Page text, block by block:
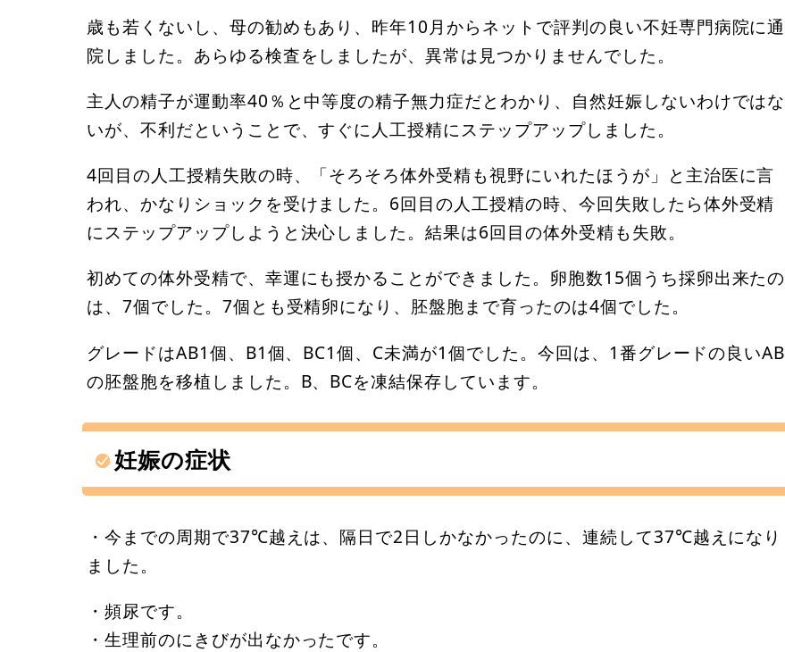
歳も若くないし、母の勧めもあり、昨年10月からネットで評判の良い不妊専門病院に通
院しました。あらゆる検査をしましたが、異常は見つかりませんでした。
主人の精子が運動率40％と中等度の精子無力症だとわかり、自然妊娠しないわけではな
いが、不利だということで、すぐに人工授精にステップアップしました。
4回目の人工授精失敗の時、「そろそろ体外受精も視野にいれたほうが」と主治医に言
われ、かなりショックを受けました。6回目の人工授精の時、今回失敗したら体外受精
にステップアップしようと決心しました。結果は6回目の体外受精も失敗。
初めての体外受精で、幸運にも授かることができました。卵胞数15個うち採卵出来たの
は、7個でした。7個とも受精卵になり、胚盤胞まで育ったのは4個でした。
グレードはAB1個、B1個、BC1個、C未満が1個でした。今回は、1番グレードの良いAB
の胚盤胞を移植しました。B、BCを凍結保存しています。
妊娠の症状
・今までの周期で37℃越えは、隔日で2日しかなかったのに、連続して37℃越えになり
ました。
・頻尿です。
・生理前のにきびが出なかったです。